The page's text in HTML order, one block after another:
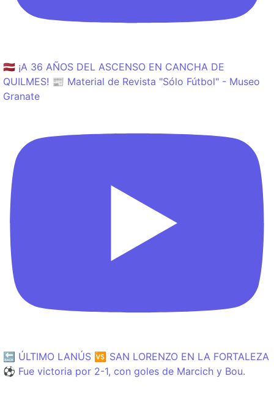
🇱🇻 ¡A 36 AÑOS DEL ASCENSO EN CANCHA DE
QUILMES! 📰 Material de Revista "Sólo Fútbol" - Museo
Granate
🔙 ÚLTIMO LANÚS 🆚 SAN LORENZO EN LA FORTALEZA
⚽️ Fue victoria por 2-1, con goles de Marcich y Bou.